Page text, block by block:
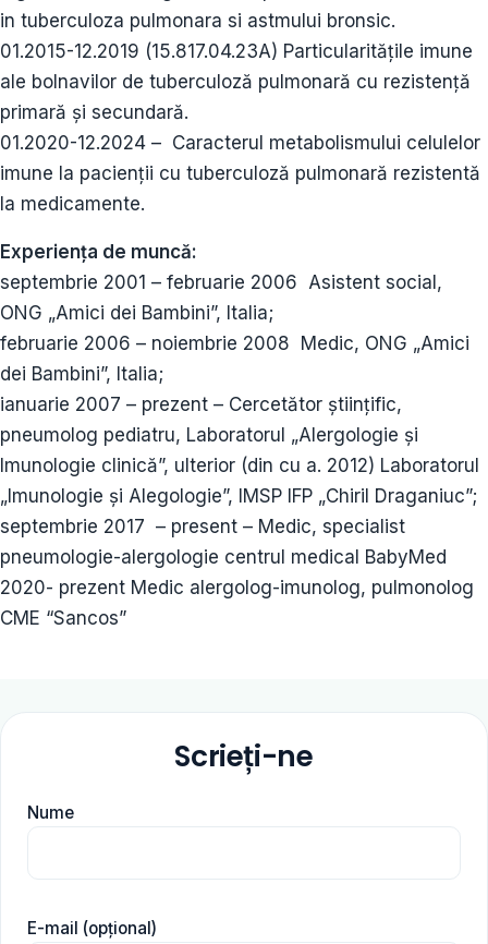
in tuberculoza pulmonara si astmului bronsic.
01.2015-12.2019 (15.817.04.23A) Particularităţile imune
ale bolnavilor de tuberculoză pulmonară cu rezistenţă
primară şi secundară.
01.2020-12.2024 – Сaracterul metabolismului celulelor
imune la pacienții cu tuberculoză pulmonară rezistentă
la medicamente.
Experiența de muncă:
septembrie 2001 – februarie 2006 Asistent social,
ONG „Amici dei Bambini”, Italia;
februarie 2006 – noiembrie 2008 Medic, ONG „Amici
dei Bambini”, Italia;
ianuarie 2007 – prezent – Cercetător ştiinţific,
pneumolog pediatru, Laboratorul „Alergologie şi
Imunologie clinică”, ulterior (din cu a. 2012) Laboratorul
„Imunologie şi Alegologie”, IMSP IFP „Chiril Draganiuc”;
septembrie 2017 – present – Medic, specialist
pneumologie-alergologie centrul medical BabyMed
2020- prezent Medic alergolog-imunolog, pulmonolog
CME “Sancos”
Scrieți-ne
Nume
E-mail (opțional)